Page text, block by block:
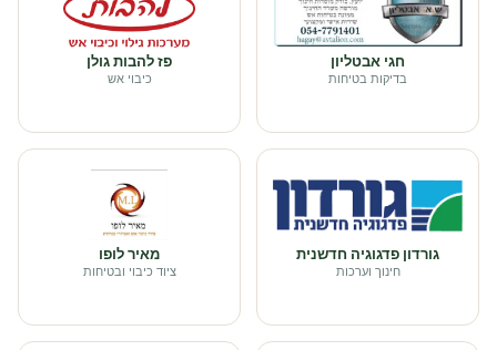
חגי אבטליון
בדיקות בטיחות
פז להבות גולן
כיבוי אש
גורדון פדגוגיה חדשנית
חינוך וערכות
מאיר לופו
ציוד כיבוי ובטיחות